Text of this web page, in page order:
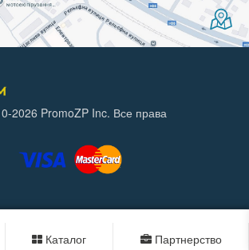
2026 PromoZP Inc. Все права
Каталог Партнерство